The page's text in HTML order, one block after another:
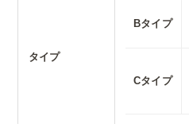
タイプ
Bタイプ
Cタイプ